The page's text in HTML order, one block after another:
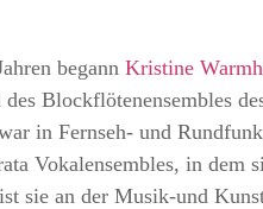
begann Kristine
des Blockflötenensembles
in Fernseh- und
Vokalensembles, in dem
sie an der Musik-und